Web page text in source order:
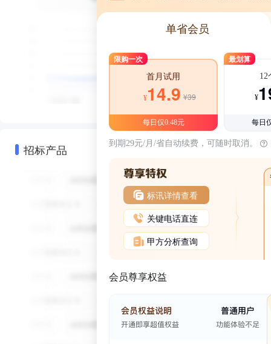
招标产品
单省会员
限购一次
首月试用
¥14.9 ¥39
每日仅0.48元
最划算
12
¥
每日
到期29元/月/省自动续费，可随时取消。
标讯详情查看
关键电话直连
甲方分析查询
会员尊享权益